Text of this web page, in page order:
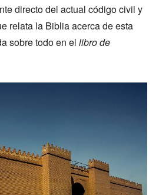
directo del actual código civil y
relata la Biblia acerca de esta
sobre todo en el libro de